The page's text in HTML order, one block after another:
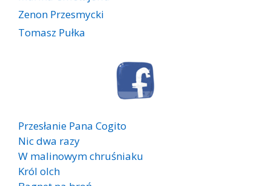
Zenon Przesmycki
Tomasz Pułka
Przesłanie Pana Cogito
Nic dwa razy
W malinowym chruśniaku
Król olch